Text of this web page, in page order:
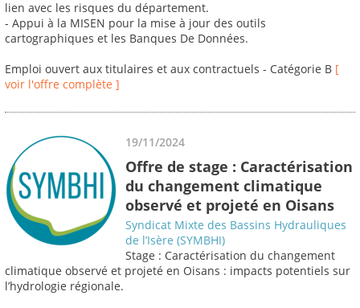
lien avec les risques du département.
- Appui à la MISEN pour la mise à jour des outils
cartographiques et les Banques De Données.
Emploi ouvert aux titulaires et aux contractuels - Catégorie B [
voir l'offre complète ]
19/11/2024
Offre de stage : Caractérisation
du changement climatique
observé et projeté en Oisans
Syndicat Mixte des Bassins Hydrauliques
de l’Isère (SYMBHI)
Stage : Caractérisation du changement
climatique observé et projeté en Oisans : impacts potentiels sur
l’hydrologie régionale.